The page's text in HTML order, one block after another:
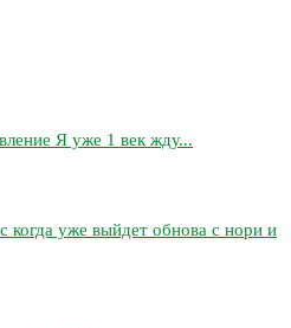
Я уже 1 век жду...
когда уже выйдет обнова с нори и